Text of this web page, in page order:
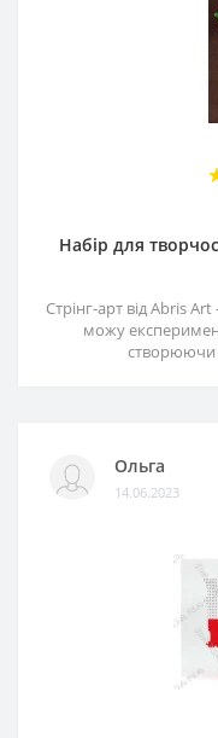
Набір для
Стрінг-арт від Abris
можу
створюючи
Ольга
14.06.2023